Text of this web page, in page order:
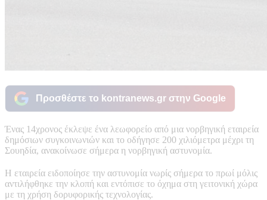
Προσθέστε το kontranews.gr στην Google
Ένας 14χρονος έκλεψε ένα λεωφορείο από μια νορβηγική εταιρεία
δημόσιων συγκοινωνιών και το οδήγησε 200 χιλιόμετρα μέχρι τη
Σουηδία, ανακοίνωσε σήμερα η νορβηγική αστυνομία.
Η εταιρεία ειδοποίησε την αστυνομία νωρίς σήμερα το πρωί μόλις
αντιλήφθηκε την κλοπή και εντόπισε το όχημα στη γειτονική χώρα
με τη χρήση δορυφορικής τεχνολογίας.